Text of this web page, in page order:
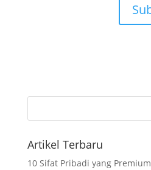
Artikel Terbaru
10 Sifat Pribadi yang Premium